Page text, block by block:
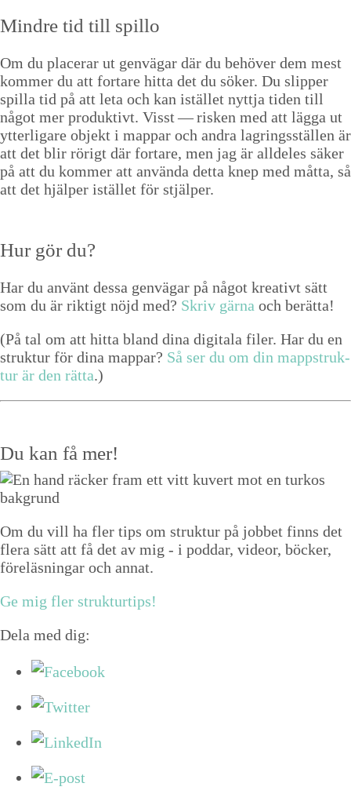
Min­dre tid till spillo
Om du plac­er­ar ut gen­vä­gar där du behöver dem mest
kom­mer du att fort­are hit­ta det du sök­er. Du slip­per
spilla tid på att leta och kan istäl­let nyt­t­ja tiden till
något mer pro­duk­tivt. Visst — risken med att läg­ga ut
ytterli­gare objekt i map­par och andra lagringsställen är
att det blir rörigt där fort­are, men jag är allde­les säk­er
på att du kom­mer att använ­da det­ta knep med måt­ta, så
att det hjälper istäl­let för stjälper.
Hur gör du?
Har du använt dessa gen­vä­gar på något kreativt sätt
som du är rik­tigt nöjd med? Skriv gär­na och berätta!
(På tal om att hit­ta bland dina dig­i­ta­la fil­er. Har du en
struk­tur för dina map­par? Så ser du om din mapp­struk­
tur är den rät­ta.)
Du kan få mer!
Om du vill ha fler tips om struktur på jobbet finns det
flera sätt att få det av mig - i poddar, videor, böcker,
föreläsningar och annat.
Ge mig fler strukturtips!
Dela med dig: